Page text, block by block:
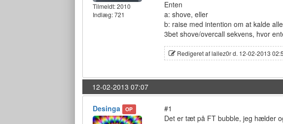
Tilmeldt:2010
Indlæg: 721
Enten
a: shove, eller
b: raise med intention om at kalde
3bet shove/overcall sekvens, hvor
Redigeret af lallez0r d. 12-02-2013
12-02-2013 07:07
Desinga OP
#1
Det er tæt på FT bubble, jeg hælder